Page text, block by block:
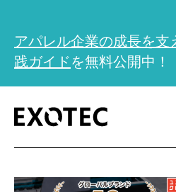
アパレル企業の成長を支
践ガイドを無料公開中！